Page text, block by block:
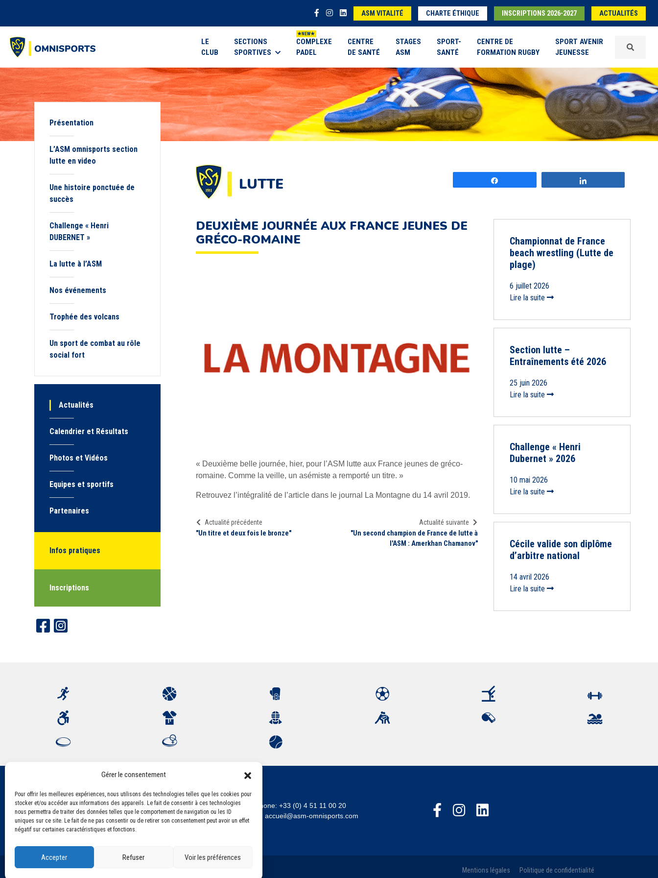
Gérer le consentement
Pour offrir les meilleures expériences, nous utilisons des technologies telles que les cookies pour
stocker et/ou accéder aux informations des appareils. Le fait de consentir à ces technologies
nous permettra de traiter des données telles que le comportement de navigation ou les ID
uniques sur ce site. Le fait de ne pas consentir ou de retirer son consentement peut avoir un effet
négatif sur certaines caractéristiques et fonctions.
Accepter Refuser Voir les préférences
ASM VITALITÉ CHARTE ÉTHIQUE INSCRIPTIONS 2026-2027 ACTUALITÉS
LE
CLUB
SECTIONS
SPORTIVES
COMPLEXE
PADEL
CENTRE
DE SANTÉ
STAGES
ASM
SPORT-
SANTÉ
CENTRE DE
FORMATION RUGBY
SPORT AVENIR
JEUNESSE
Présentation
L’ASM omnisports section
lutte en video
Une histoire ponctuée de
succès
Challenge « Henri
DUBERNET »
La lutte à l’ASM
Nos événements
Trophée des volcans
Un sport de combat au rôle
social fort
Actualités
Calendrier et Résultats
Photos et Vidéos
Equipes et sportifs
Partenaires
Infos pratiques
Inscriptions
LUTTE
DEUXIÈME JOURNÉE AUX FRANCE JEUNES DE
GRÉCO-ROMAINE
« Deuxième belle journée, hier, pour l’ASM lutte aux France jeunes de gréco-
romaine. Comme la veille, un asémiste a remporté un titre. »
Retrouvez l’intégralité de l’article dans le journal La Montagne du 14 avril 2019.
Actualité précédente
"Un titre et deux fois le bronze"
Actualité suivante
"Un second champion de France de lutte à
l'ASM : Amerkhan Chamanov"
Championnat de France
beach wrestling (Lutte de
plage)
6 juillet 2026
Lire la suite
Section lutte –
Entraînements été 2026
25 juin 2026
Lire la suite
Challenge « Henri
Dubernet » 2026
10 mai 2026
Lire la suite
Cécile valide son diplôme
d’arbitre national
14 avril 2026
Lire la suite
Association Sportive Montferrandaise
84, boulevard Léon Jouhaux
CS 80221 - 63021 Clermont-Ferrand Cedex 2
Téléphone: +33 (0) 4 51 11 00 20
accueil@asm-omnisports.com
©2021 Tous droits réservés - Association Sportive Montferrandaise Mentions légales Politique de confidentialité